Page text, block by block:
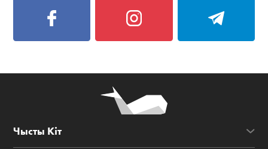
Чысты Кіт